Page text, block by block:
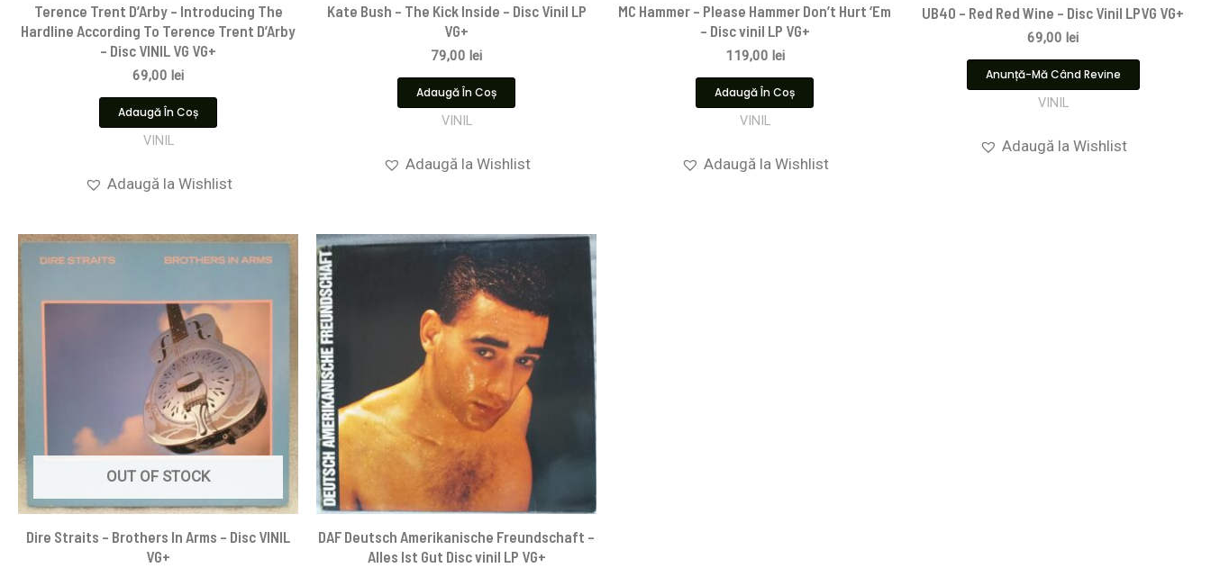
Terence Trent D’Arby – Introducing The
Hardline According To Terence Trent D’Arby
– Disc VINIL VG VG+
69,00 lei
Adaugă În Coș
VINIL
Adaugă la Wishlist
Kate Bush – The Kick Inside – Disc Vinil LP
VG+
79,00 lei
Adaugă În Coș
VINIL
Adaugă la Wishlist
MC Hammer – Please Hammer Don’t Hurt ‘Em
– Disc vinil LP VG+
119,00 lei
Adaugă În Coș
VINIL
Adaugă la Wishlist
UB40 – Red Red Wine – Disc Vinil LPVG VG+
69,00 lei
Anunță-Mă Când Revine
VINIL
Adaugă la Wishlist
OUT OF STOCK
Dire Straits ‎– Brothers In Arms – Disc VINIL
VG+
DAF Deutsch Amerikanische Freundschaft –
Alles Ist Gut Disc vinil LP VG+